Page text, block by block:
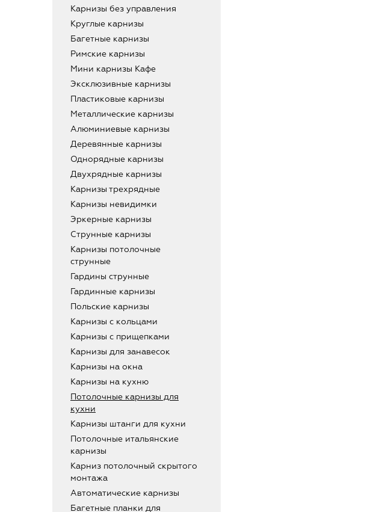
Карнизы без управления
Круглые карнизы
Багетные карнизы
Римские карнизы
Мини карнизы Кафе
Эксклюзивные карнизы
Пластиковые карнизы
Металлические карнизы
Алюминиевые карнизы
Деревянные карнизы
Однорядные карнизы
Двухрядные карнизы
Карнизы трехрядные
Карнизы невидимки
Эркерные карнизы
Струнные карнизы
Карнизы потолочные
струнные
Гардины струнные
Гардинные карнизы
Польские карнизы
Карнизы с кольцами
Карнизы с прищепками
Карнизы для занавесок
Карнизы на окна
Карнизы на кухню
Потолочные карнизы для
кухни
Карнизы штанги для кухни
Потолочные итальянские
карнизы
Карниз потолочный скрытого
монтажа
Автоматические карнизы
Багетные планки для